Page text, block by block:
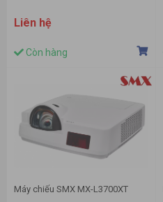
Liên hệ
Còn hàng
Máy chiếu SMX MX-L3700XT